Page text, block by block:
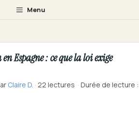
Menu
Espagne : ce que la loi exige
Claire D. · 22 lectures · Durée de lecture :